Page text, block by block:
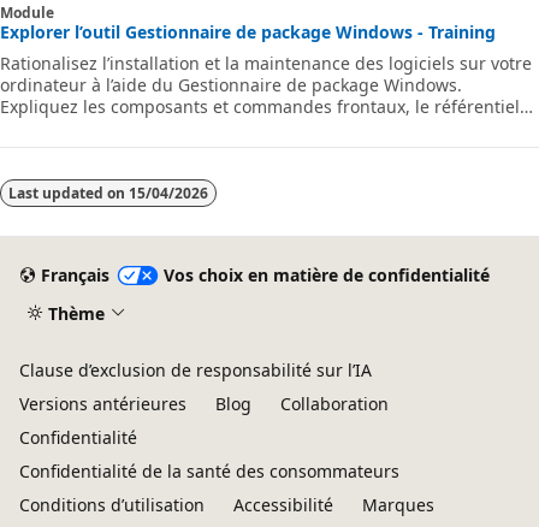
Module
Explorer l’outil Gestionnaire de package Windows - Training
Rationalisez l’installation et la maintenance des logiciels sur votre
ordinateur à l’aide du Gestionnaire de package Windows.
Expliquez les composants et commandes frontaux, le référentiel
référentiel.
Last updated on 15/04/2026
Français
Vos choix en matière de confidentialité
Thème
Clause d’exclusion de responsabilité sur l’IA
Versions antérieures
Blog
Collaboration
Confidentialité
Confidentialité de la santé des consommateurs
Conditions d’utilisation
Accessibilité Marques